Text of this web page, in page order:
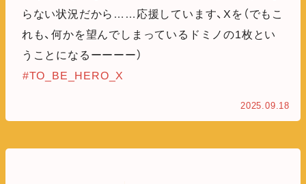
らない状況だから……応援しています、Xを（でもこ
れも、何かを望んでしまっているドミノの1枚とい
うことになるーーーー）
#TO_BE_HERO_X
2025.09.18